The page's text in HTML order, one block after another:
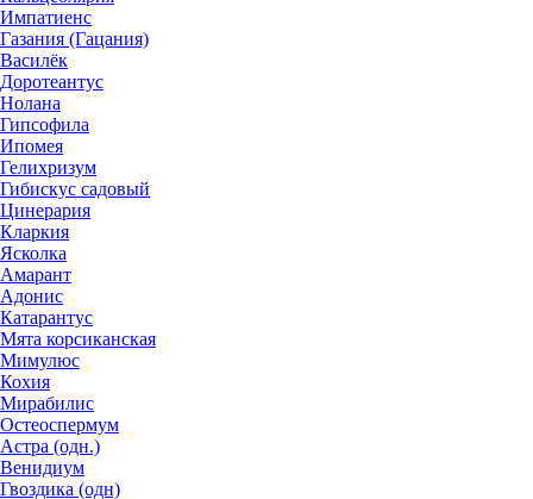
Импатиенс
Газания (Гацания)
Василёк
Доротеантус
Нолана
Гипсофила
Ипомея
Гелихризум
Гибискус садовый
Цинерария
Кларкия
Ясколка
Амарант
Адонис
Катарантус
Мята корсиканская
Мимулюс
Кохия
Мирабилис
Остеоспермум
Астра (одн.)
Венидиум
Гвоздика (одн)